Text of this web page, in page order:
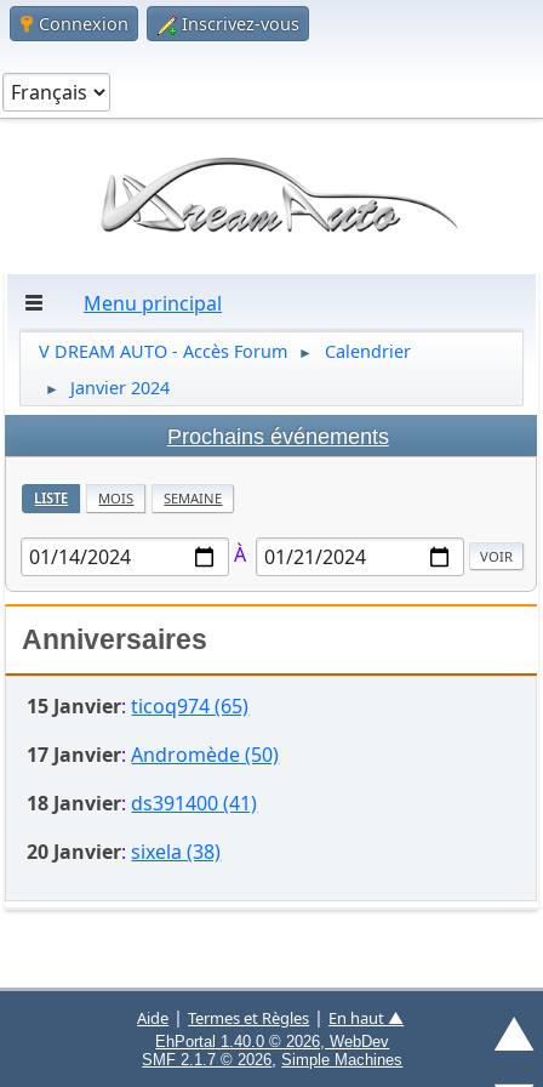
Connexion Inscrivez-vous
Menu principal
V DREAM AUTO - Accès Forum ► Calendrier
► Janvier 2024
Prochains événements
LISTE MOIS SEMAINE
À
Anniversaires
15 Janvier:ticoq974 (65)
17 Janvier:Andromède (50)
18 Janvier:ds391400 (41)
20 Janvier:sixela (38)
▲
Aide |Termes et Règles | En haut ▲
EhPortal 1.40.0 © 2026, WebDev
SMF 2.1.7 © 2026 ,Simple Machines